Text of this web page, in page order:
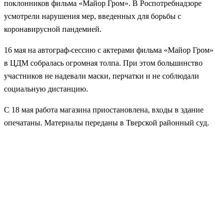
поклонников фильма «Майор Гром». В Роспотребнадзоре
усмотрели нарушения мер, введенных для борьбы с
коронавирусной пандемией.
16 мая на автограф-сессию с актерами фильма «Майор Гром»
в ЦДМ собралась огромная толпа. При этом большинство
участников не надевали маски, перчатки и не соблюдали
социальную дистанцию.
С 18 мая работа магазина приостановлена, входы в здание
опечатаны. Материалы переданы в Тверской районный суд.